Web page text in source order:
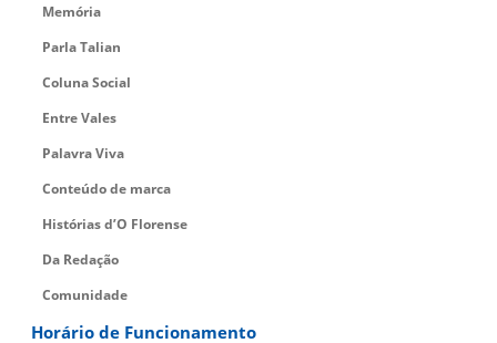
Memória
Parla Talian
Coluna Social
Entre Vales
Palavra Viva
Conteúdo de marca
Histórias d’O Florense
Da Redação
Comunidade
Horário de Funcionamento